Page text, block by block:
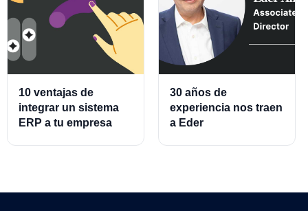
10 ventajas de
integrar un sistema
ERP a tu empresa
30 años de
experiencia nos traen
a Eder